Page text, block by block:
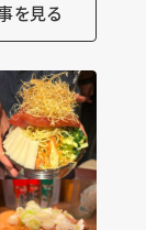
を見る